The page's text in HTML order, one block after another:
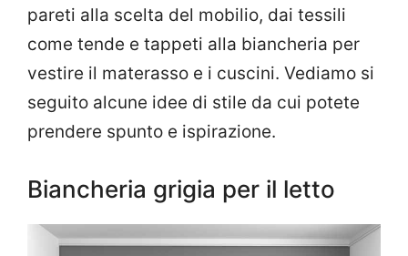
pareti alla scelta del mobilio, dai tessili
come tende e tappeti alla biancheria per
vestire il materasso e i cuscini. Vediamo si
seguito alcune idee di stile da cui potete
prendere spunto e ispirazione.
Biancheria grigia per il letto